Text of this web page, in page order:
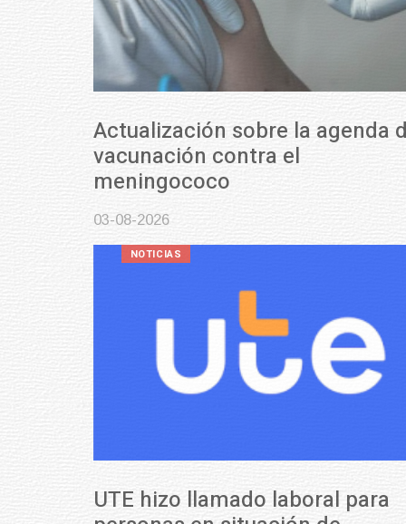
Actualización sobre la agenda de
vacunación contra el
meningococo
03-08-2026
UTE hizo llamado laboral para